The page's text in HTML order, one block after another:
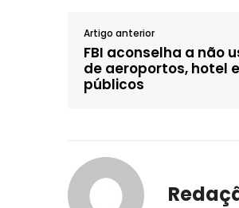
Artigo anterior
FBI aconselha a não
de aeroportos, hotel
públicos